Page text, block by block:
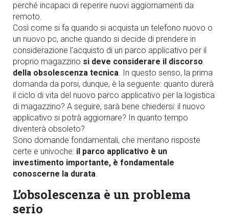
perché incapaci di reperire nuovi aggiornamenti da
remoto.
Così come si fa quando si acquista un telefono nuovo o
un nuovo pc, anche quando si decide di prendere in
considerazione l’acquisto di un parco applicativo per il
proprio magazzino si deve considerare il discorso
della obsolescenza tecnica. In questo senso, la prima
domanda da porsi, dunque, è la seguente: quanto durerà
il ciclo di vita del nuovo parco applicativo per la logistica
di magazzino? A seguire, sarà bene chiedersi: il nuovo
applicativo si potrà aggiornare? In quanto tempo
diventerà obsoleto?
Sono domande fondamentali, che meritano risposte
certe e univoche: il parco applicativo è un
investimento importante, è fondamentale
conoscerne la durata.
L’obsolescenza è un problema
serio